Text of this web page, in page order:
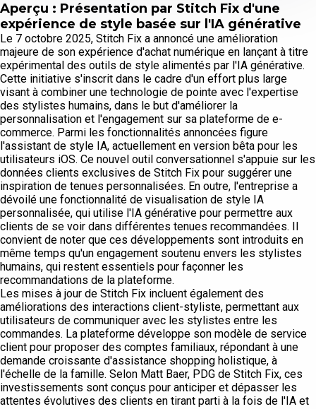
Aperçu : Présentation par Stitch Fix d'une
expérience de style basée sur l'IA générative
Le 7 octobre 2025, Stitch Fix a annoncé une amélioration
majeure de son expérience d'achat numérique en lançant à titre
expérimental des outils de style alimentés par l'IA générative.
Cette initiative s'inscrit dans le cadre d'un effort plus large
visant à combiner une technologie de pointe avec l'expertise
des stylistes humains, dans le but d'améliorer la
personnalisation et l'engagement sur sa plateforme de e-
commerce. Parmi les fonctionnalités annoncées figure
l'assistant de style IA, actuellement en version bêta pour les
utilisateurs iOS. Ce nouvel outil conversationnel s'appuie sur les
données clients exclusives de Stitch Fix pour suggérer une
inspiration de tenues personnalisées. En outre, l'entreprise a
dévoilé une fonctionnalité de visualisation de style IA
personnalisée, qui utilise l'IA générative pour permettre aux
clients de se voir dans différentes tenues recommandées. Il
convient de noter que ces développements sont introduits en
même temps qu'un engagement soutenu envers les stylistes
humains, qui restent essentiels pour façonner les
recommandations de la plateforme.
Les mises à jour de Stitch Fix incluent également des
améliorations des interactions client-styliste, permettant aux
utilisateurs de communiquer avec les stylistes entre les
commandes. La plateforme développe son modèle de service
client pour proposer des comptes familiaux, répondant à une
demande croissante d'assistance shopping holistique, à
l'échelle de la famille. Selon Matt Baer, PDG de Stitch Fix, ces
investissements sont conçus pour anticiper et dépasser les
attentes évolutives des clients en tirant parti à la fois de l'IA et